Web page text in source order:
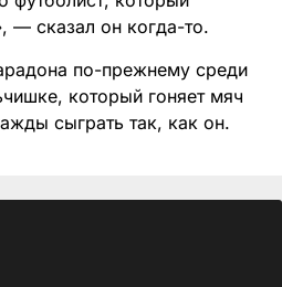
— сказал он когда-то.
по-прежнему среди
который гоняет мяч
сыграть так, как он.